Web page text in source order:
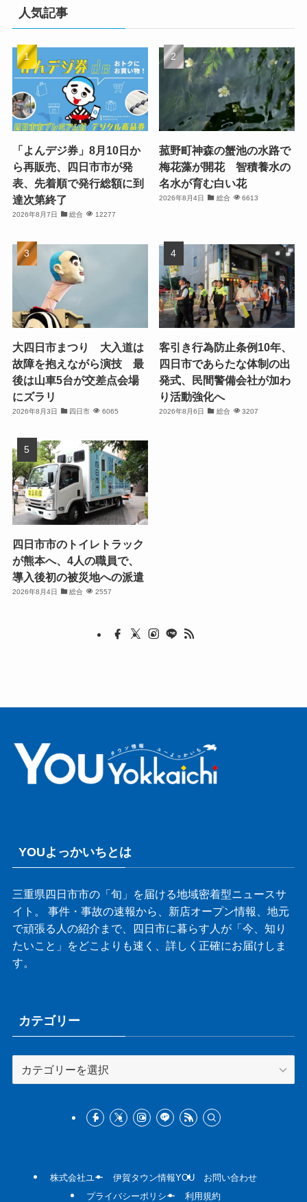
人気記事
「よんデジ券」8月10日か
ら再販売、四日市市が発
表、先着順で発行総額に到
達次第終了
2026年8月7日 総合 12277
菰野町神森の蟹池の水路で
梅花藻が開花 智積養水の
名水が育む白い花
2026年8月4日 総合 6613
大四日市まつり 大入道は
故障を抱えながら演技 最
後は山車5台が交差点会場
にズラリ
2026年8月3日 四日市 6065
客引き行為防止条例10年、
四日市であらたな体制の出
発式、民間警備会社が加わ
り活動強化へ
2026年8月6日 総合 3207
四日市市のトイレトラック
が熊本へ、4人の職員で、
導入後初の被災地への派遣
2026年8月4日 総合 2557
YOUよっかいちとは
三重県四日市市の「旬」を届ける地域密着型ニュースサ
イト。 事件・事故の速報から、新店オープン情報、地元
で頑張る人の紹介まで、四日市に暮らす人が「今、知り
たいこと」をどこよりも速く、詳しく正確にお届けしま
す。
カテゴリー
株式会社ユー 伊賀タウン情報YOU
お問い合わせ
プライバシーポリシー
利用規約